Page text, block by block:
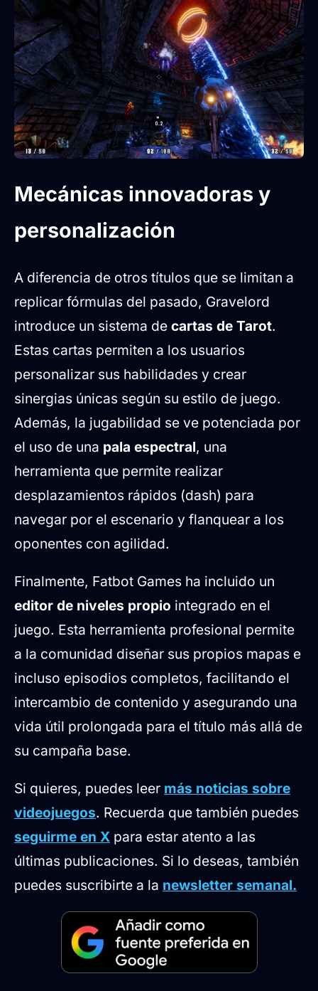
Mecánicas innovadoras y
personalización
A diferencia de otros títulos que se limitan a
replicar fórmulas del pasado, Gravelord
introduce un sistema de cartas de Tarot.
Estas cartas permiten a los usuarios
personalizar sus habilidades y crear
sinergias únicas según su estilo de juego.
Además, la jugabilidad se ve potenciada por
el uso de una pala espectral, una
herramienta que permite realizar
desplazamientos rápidos (dash) para
navegar por el escenario y flanquear a los
oponentes con agilidad.
Finalmente, Fatbot Games ha incluido un
editor de niveles propio integrado en el
juego. Esta herramienta profesional permite
a la comunidad diseñar sus propios mapas e
incluso episodios completos, facilitando el
intercambio de contenido y asegurando una
vida útil prolongada para el título más allá de
su campaña base.
Si quieres, puedes leer más noticias sobre
videojuegos. Recuerda que también puedes
seguirme en X para estar atento a las
últimas publicaciones. Si lo deseas, también
puedes suscribirte a la newsletter semanal.